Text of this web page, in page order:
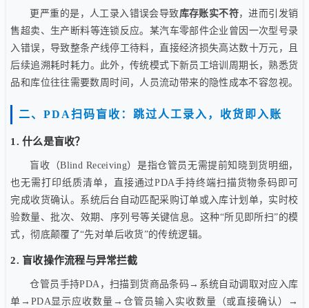
更严重的是，人工录入错误会导致库存账实不符，进而引发销
售超卖、生产断料等连锁反应。某汽车零部件企业曾因一次型号录
入错误，导致整条产线停工待料，直接经济损失高达数十万元，且
后续追溯耗时耗力。此外，传统模式下新员工培训周期长，熟悉货
品和库位往往需要数周时间，人员流动带来的隐性成本不容忽视。
二、PDA扫码盲收：跳过人工录入，收货即入账
1. 什么是盲收？
盲收（Blind Receiving）是指仓管员无需提前知晓到货明细，
也无需打印纸质清单，直接通过PDA手持终端扫描货物条码即可
完成收货确认。系统后台自动匹配采购订单或入库计划单，实时校
验数量、批次、效期、序列号等关键信息。这种“所见即所扫”的模
式，彻底颠覆了“先对单后收货”的传统逻辑。
2. 盲收操作流程与异常拦截
仓管员手持PDA，扫描到货商品条码→系统自动调取对应入库
单→PDA显示应收数量→仓管员输入实收数量（或直接确认）→